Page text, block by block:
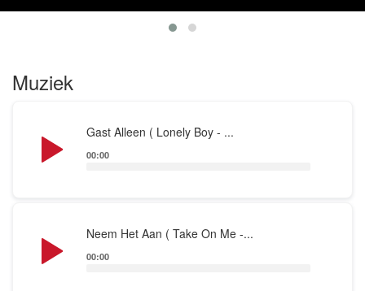
Muziek
Gast Alleen ( Lonely Boy - ...
Player
00:00
Neem Het Aan ( Take On Me -...
Player
00:00